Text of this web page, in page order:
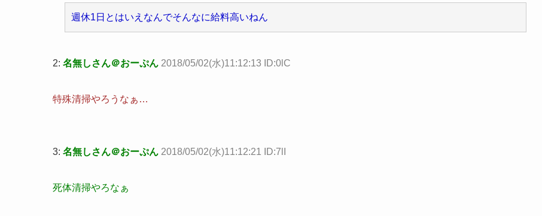
週休1日とはいえなんでそんなに給料高いねん
2: 名無しさん＠おーぷん 2018/05/02(水)11:12:13 ID:0lC
特殊清掃やろうなぁ…
3: 名無しさん＠おーぷん 2018/05/02(水)11:12:21 ID:7lI
死体清掃やろなぁ